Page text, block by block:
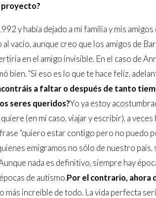
y había dejado a mi familia y mis
vacío, aunque creo que los amigos de
en el amigo invisible. En el caso de
bien. “Si eso es lo que te hace feliz,
a faltar o después de tanto
seres queridos?Yo ya estoy
(en mi caso, viajar y escribir), a
“quiero estar contigo pero no puedo
emigramos no sólo de nuestro
nada es definitivo, siempre hay
de autismo.Por el contrario, ahora
más increíble de todo. La vida perfecta